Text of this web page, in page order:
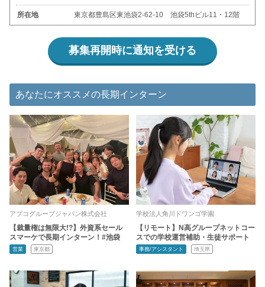
所在地 東京都豊島区東池袋2-62-10 池袋5thビル11・12階
募集再開時に通知を受ける
あなたにオススメの長期インターン
アプコグループジャパン株式会社
【裁量権は無限大!?】外資系セール
スマーケで長期インターン！#池袋
営業 東京都
学校法人角川ドワンゴ学園
【リモート】N高グループネットコー
スでの学校運営補助・生徒サポート
事務/アシスタント 埼玉県